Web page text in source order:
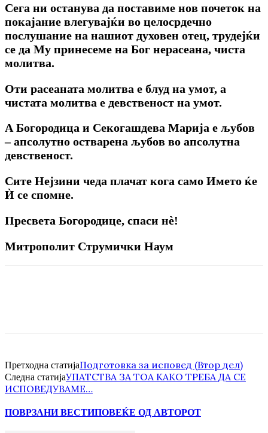
Сега ни останува да поставиме нов почеток на
покајание влегувајќи во целосрдечно
послушание на нашиот духовен отец, трудејќи
се да Му принесеме на Бог нерасеана, чиста
молитва.
Оти расеаната молитва е блуд на умот, а
чистата молитва е девственост на умот.
А Богородица и Секогашдева Марија е љубов
– апсолутно остварена љубов во апсолутна
девственост.
Сите Нејзини чеда плачат кога само Името ќе
Ѝ се спомне.
Пресвета Богородице, спаси нѐ!
Митрополит Струмички Наум
Претходна статијаПодготовка за исповед (Втор дел)
Следна статијаУПАТСТВА ЗА ТОА КАКО ТРЕБА ДА СЕ
ИСПОВЕДУВАМЕ…
ПОВРЗАНИ ВЕСТИПОВЕЌЕ ОД АВТОРОТ